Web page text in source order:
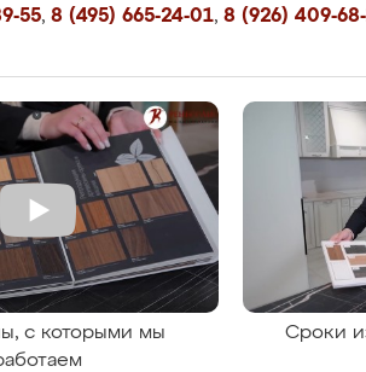
55, 8 (495) 665-24-01, 8 (926) 409-
с которыми мы
Сроки